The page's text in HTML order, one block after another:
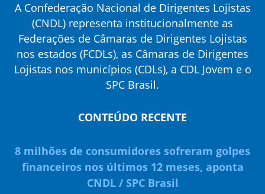
A Confederação Nacional de Dirigentes Lojistas
(CNDL) representa institucionalmente as
Federações de Câmaras de Dirigentes Lojistas
nos estados (FCDLs), as Câmaras de Dirigentes
Lojistas nos municípios (CDLs), a CDL Jovem e o
SPC Brasil.
CONTEÚDO RECENTE
8 milhões de consumidores sofreram golpes
financeiros nos últimos 12 meses, aponta
CNDL / SPC Brasil